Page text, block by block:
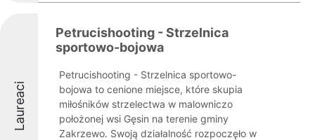
Laureaci
Petrucishooting - Strzelnica
sportowo-bojowa
Petrucishooting - Strzelnica sportowo-
bojowa to cenione miejsce, które skupia
miłośników strzelectwa w malowniczo
położonej wsi Gęsin na terenie gminy
Zakrzewo. Swoją działalność rozpoczęło w